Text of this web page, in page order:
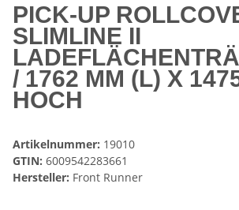
PICK-UP
SLIMLINE II
/ 1762 MM (L) X
HOCH
Artikelnummer: 19010
GTIN: 6009542283661
Hersteller: Front Runner